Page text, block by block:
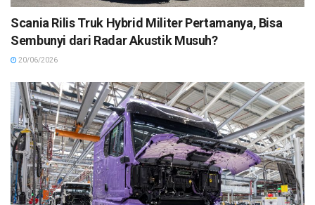
Scania Rilis Truk Hybrid Militer Pertamanya, Bisa
Sembunyi dari Radar Akustik Musuh?
20/06/2026